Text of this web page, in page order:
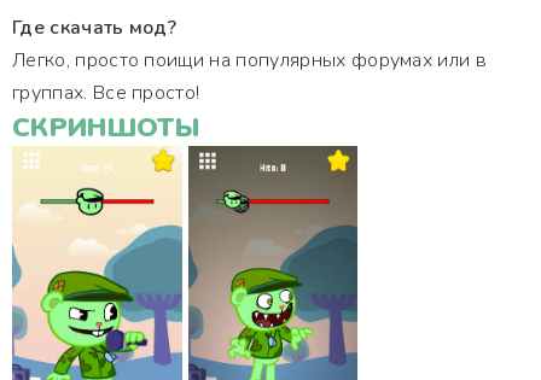
Где скачать мод?
Легко, просто поищи на популярных форумах или в
группах. Все просто!
СКРИНШОТЫ